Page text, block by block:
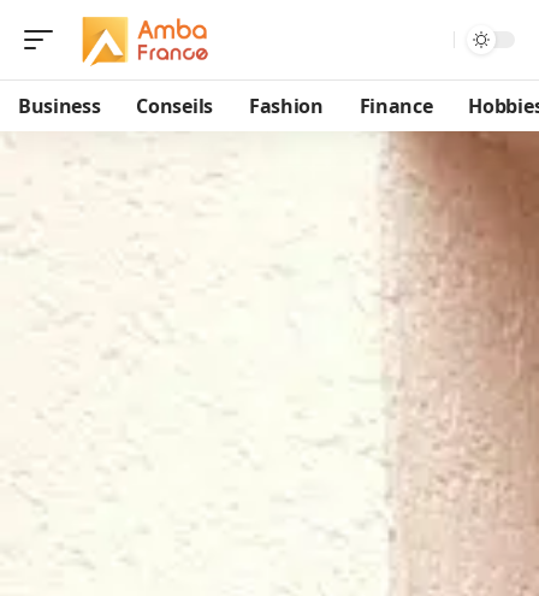
Business Conseils Fashion Finance